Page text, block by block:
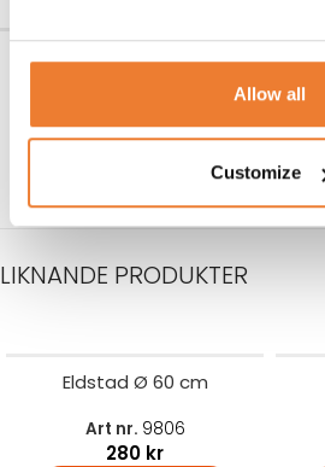
Allow all
Customize
Tändvätska 1 liter
45kr
LIKNANDE PRODUKTER
Eldstad Ø 60 cm
Art nr. 9806
280 kr